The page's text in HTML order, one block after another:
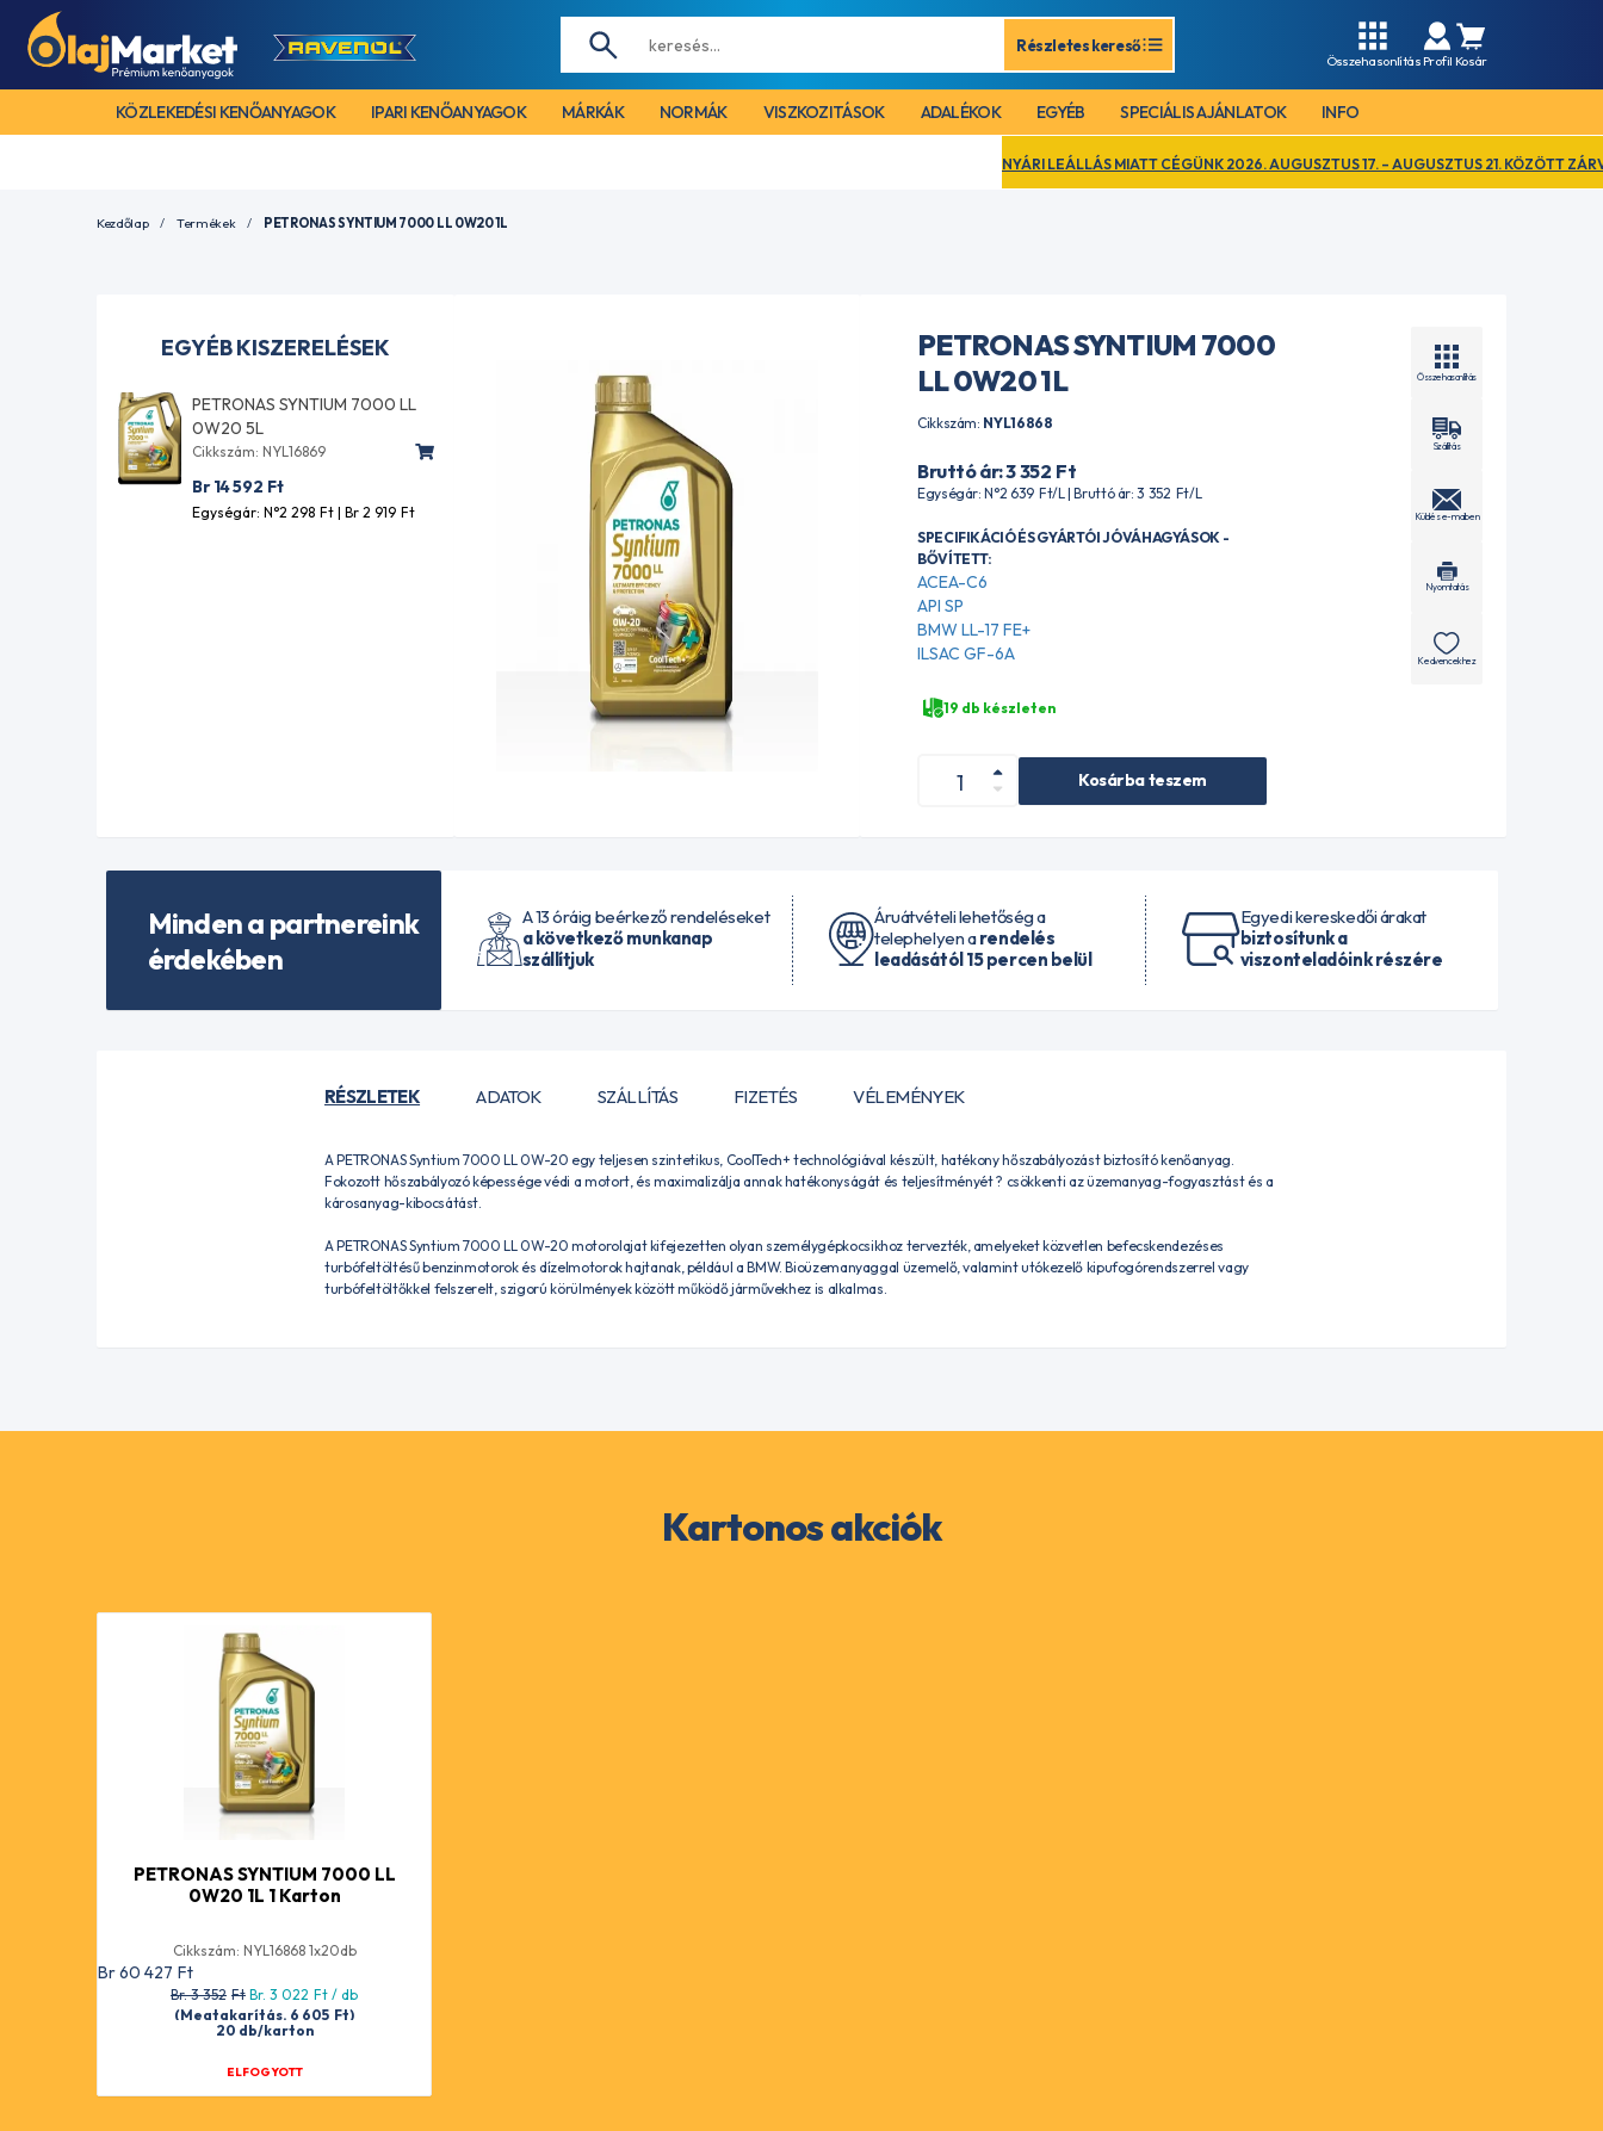
Részletes kereső
Összehasonlítás Profil Kosár
KÖZLEKEDÉSI KENŐANYAGOK IPARI KENŐANYAGOK MÁRKÁK NORMÁK VISZKOZITÁSOK ADALÉKOK EGYÉB SPECIÁLIS AJÁNLATOK INFO
NYÁRI LEÁLLÁS MIATT CÉGÜNK 2026. AUGUSZTUS 17. – AUGUSZTUS 21. KÖZÖTT ZÁRVA TART. EZ
Kezdőlap Termékek PETRONAS SYNTIUM 7000 LL 0W20 1L
EGYÉB KISZERELÉSEK
PETRONAS SYNTIUM 7000 LL
0W20 5L
Cikkszám: NYL16869
Br 14 592 Ft
Egységár: N°2 298 Ft | Br 2 919 Ft
PETRONAS SYNTIUM 7000
LL 0W20 1L
Cikkszám: NYL16868
Bruttó ár: 3 352 Ft
Egységár: N°2 639 Ft/L | Bruttó ár: 3 352 Ft/L
SPECIFIKÁCIÓ ÉS GYÁRTÓI JÓVÁHAGYÁSOK -
BŐVÍTETT:
ACEA-C6
API SP
BMW LL-17 FE+
ILSAC GF-6A
19 db készleten
Kosárba teszem
Összehasonlítás
Szállítás
Küldés e-mailben
Nyomtatás
Kedvencekhez
Minden a partnereink
érdekében
A 13 óráig beérkező rendeléseket
a következő munkanap
szállítjuk
Áruátvételi lehetőség a
telephelyen arendelés
leadásától 15 percen belül
Egyedi kereskedői árakat
biztosítunk a
viszonteladóink részére
RÉSZLETEK ADATOK SZÁLLÍTÁS FIZETÉS VÉLEMÉNYEK
A PETRONAS Syntium 7000 LL 0W-20 egy teljesen szintetikus, CoolTech+ technológiával készült, hatékony hőszabályozást biztosító kenőanyag.
Fokozott hőszabályozó képessége védi a motort, és maximalizálja annak hatékonyságát és teljesítményét ? csökkenti az üzemanyag-fogyasztást és a
károsanyag-kibocsátást.
A PETRONAS Syntium 7000 LL 0W-20 motorolajat kifejezetten olyan személygépkocsikhoz tervezték, amelyeket közvetlen befecskendezéses
turbófeltöltésű benzinmotorok és dízelmotorok hajtanak, például a BMW. Bioüzemanyaggal üzemelő, valamint utókezelő kipufogórendszerrel vagy
turbófeltöltőkkel felszerelt, szigorú körülmények között működő járművekhez is alkalmas.
Kartonos akciók
PETRONAS SYNTIUM 7000 LL
0W20 1L 1 Karton
Cikkszám: NYL16868 1x20db
Br 60 427 Ft
Br. 3 352 Ft Br. 3 022 Ft / db
(Megtakarítás. 6 605 Ft)
20 db/karton
ELFOGYOTT